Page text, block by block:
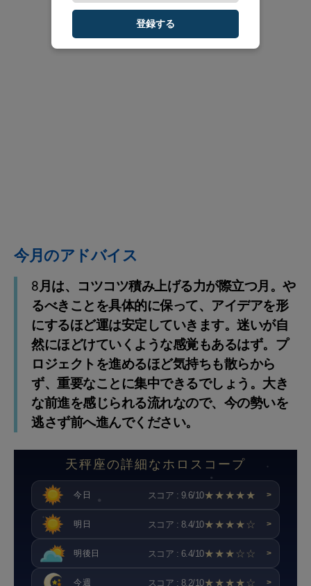
今月のアドバイス
8月は、コツコツ積み上げる力が際立つ月。や
るべきことを具体的に保って、アイデアを形
にするほど運は安定していきます。迷いが自
然にほどけていくような感覚もあるはず。プ
ロジェクトを進めるほど気持ちも散らから
ず、重要なことに集中できるでしょう。大き
な前進を感じられる流れなので、今の勢いを
逃さず前へ進んでください。
天秤座の詳細なホロスコープ
今日 スコア : 9.6/10★★★★★ >
明日 スコア : 8.4/10★★★★☆ >
明後日 スコア : 6.4/10★★★☆☆ >
今週 スコア : 8.2/10★★★★☆ >
登録する